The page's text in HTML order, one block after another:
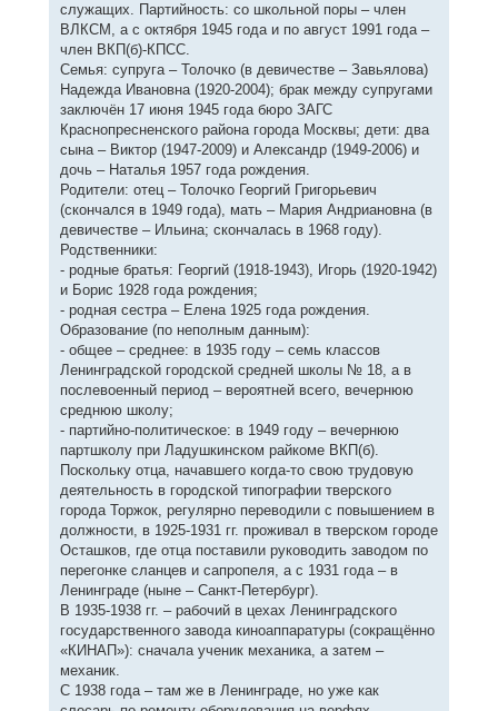
служащих. Партийность: со школьной поры – член
ВЛКСМ, а с октября 1945 года и по август 1991 года –
член ВКП(б)-КПСС.
Семья: супруга – Толочко (в девичестве – Завьялова)
Надежда Ивановна (1920-2004); брак между супругами
заключён 17 июня 1945 года бюро ЗАГС
Краснопресненского района города Москвы; дети: два
сына – Виктор (1947-2009) и Александр (1949-2006) и
дочь – Наталья 1957 года рождения.
Родители: отец – Толочко Георгий Григорьевич
(скончался в 1949 года), мать – Мария Андриановна (в
девичестве – Ильина; скончалась в 1968 году).
Родственники:
- родные братья: Георгий (1918-1943), Игорь (1920-1942)
и Борис 1928 года рождения;
- родная сестра – Елена 1925 года рождения.
Образование (по неполным данным):
- общее – среднее: в 1935 году – семь классов
Ленинградской городской средней школы № 18, а в
послевоенный период – вероятней всего, вечернюю
среднюю школу;
- партийно-политическое: в 1949 году – вечернюю
партшколу при Ладушкинском райкоме ВКП(б).
Поскольку отца, начавшего когда-то свою трудовую
деятельность в городской типографии тверского
города Торжок, регулярно переводили с повышением в
должности, в 1925-1931 гг. проживал в тверском городе
Осташков, где отца поставили руководить заводом по
перегонке сланцев и сапропеля, а с 1931 года – в
Ленинграде (ныне – Санкт-Петербург).
В 1935-1938 гг. – рабочий в цехах Ленинградского
государственного завода киноаппаратуры (сокращённо
«КИНАП»): сначала ученик механика, а затем –
механик.
С 1938 года – там же в Ленинграде, но уже как